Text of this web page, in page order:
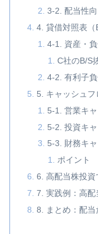
3-2. 配当性
4. 貸借対照表
4-1. 資産・
C社のB/S
4-2. 有利子
5. キャッシュ
5-1. 営業キ
5-2. 投資キ
5-3. 財務キ
ポイント
6. 高配当株投
7. 実践例：高配
8. まとめ：配当